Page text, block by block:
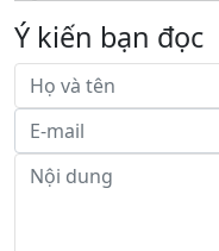
Ý kiến bạn đọc